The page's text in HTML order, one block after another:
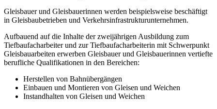
Gleisbauer und Gleisbauerinnen werden beispielsweise beschäftigt
in Gleisbaubetrieben und Verkehrsinfrastrukturunternehmen.
Aufbauend auf die Inhalte der zweijährigen Ausbildung zum
Tiefbaufacharbeiter und zur Tiefbaufacharbeiterin mit Schwerpunkt
Gleisbauarbeiten erwerben Gleisbauer und Gleisbauerinnen vertiefte
berufliche Qualifikationen in den Bereichen:
Herstellen von Bahnübergängen
Einbauen und Montieren von Gleisen und Weichen
Instandhalten von Gleisen und Weichen